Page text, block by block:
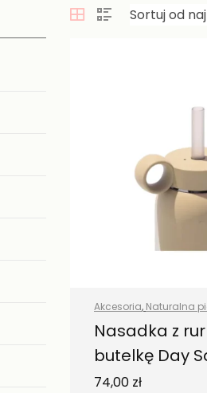
Akcesoria, Naturalna
domem
W plenerze
Nasadka z
butelkę Day
– Bink
74,00 zł